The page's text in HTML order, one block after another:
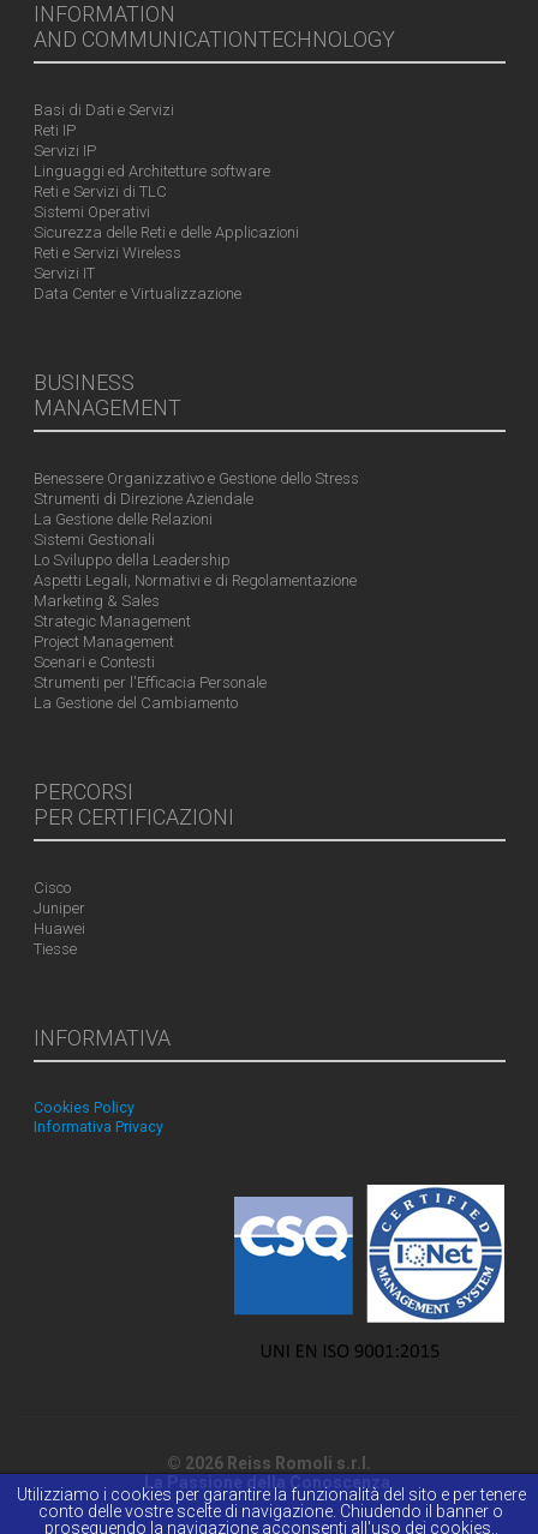
INFORMATION
AND COMMUNICATIONTECHNOLOGY
Basi di Dati e Servizi
Reti IP
Servizi IP
Linguaggi ed Architetture software
Reti e Servizi di TLC
Sistemi Operativi
Sicurezza delle Reti e delle Applicazioni
Reti e Servizi Wireless
Servizi IT
Data Center e Virtualizzazione
BUSINESS
MANAGEMENT
Benessere Organizzativo e Gestione dello Stress
Strumenti di Direzione Aziendale
La Gestione delle Relazioni
Sistemi Gestionali
Lo Sviluppo della Leadership
Aspetti Legali, Normativi e di Regolamentazione
Marketing & Sales
Strategic Management
Project Management
Scenari e Contesti
Strumenti per l'Efficacia Personale
La Gestione del Cambiamento
PERCORSI
PER CERTIFICAZIONI
Cisco
Juniper
Huawei
Tiesse
INFORMATIVA
Cookies Policy
Informativa Privacy
© 2026 Reiss Romoli s.r.l.
Utilizziamo i cookies per garantire la funzionalità del sito e per tenere
conto delle vostre scelte di navigazione. Chiudendo il banner o
proseguendo la navigazione acconsenti all'uso dei cookies..